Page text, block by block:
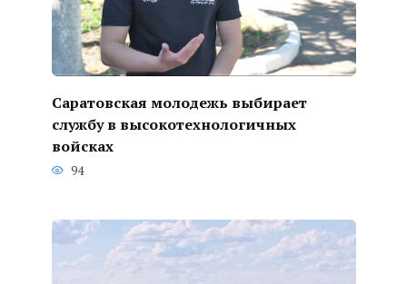
Саратовская молодежь выбирает
службу в высокотехнологичных
войсках
94